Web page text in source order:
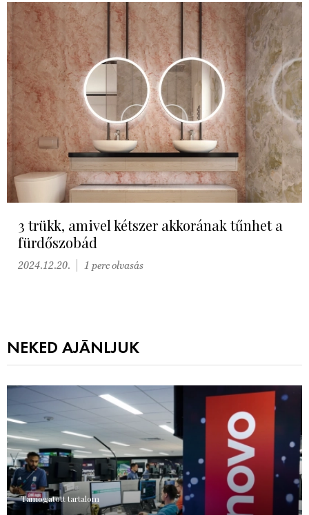
3 trükk, amivel kétszer akkorának tűnhet a
fürdőszobád
2024.12.20. 1 perc olvasás
NEKED AJÁNLJUK
Támogatott tartalom